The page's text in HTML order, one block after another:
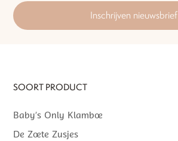
Inschrijven nieuwsbrief
SOORT PRODUCT
Baby’s Only Klamboe
De Zoete Zusjes